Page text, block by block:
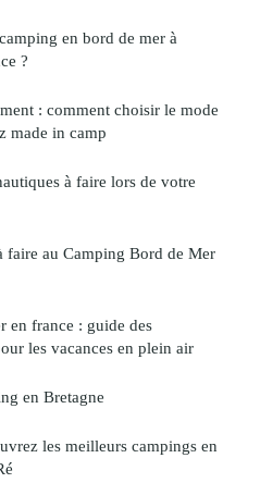
en bord de mer à
?
: comment choisir le mode
made in camp
à faire lors de votre
faire au Camping Bord de Mer
en france : guide des
les vacances en plein air
en Bretagne
les meilleurs campings en